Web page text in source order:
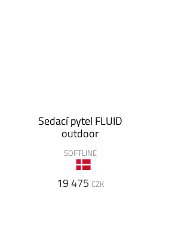
Sedací pytel FLUID
outdoor
SOFTLINE
19 475 CZK